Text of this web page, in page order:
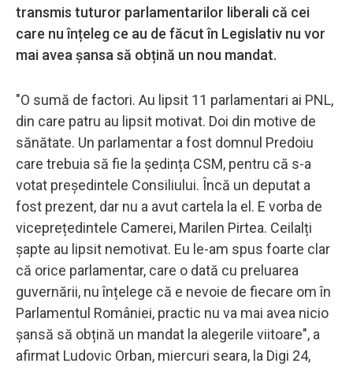
transmis tuturor parlamentarilor liberali că cei
care nu înțeleg ce au de făcut în Legislativ nu vor
mai avea șansa să obțină un nou mandat.
"O sumă de factori. Au lipsit 11 parlamentari ai PNL,
din care patru au lipsit motivat. Doi din motive de
sănătate. Un parlamentar a fost domnul Predoiu
care trebuia să fie la ședința CSM, pentru că s-a
votat președintele Consiliului. Încă un deputat a
fost prezent, dar nu a avut cartela la el. E vorba de
viceprețedintele Camerei, Marilen Pirtea. Ceilalți
șapte au lipsit nemotivat. Eu le-am spus foarte clar
că orice parlamentar, care o dată cu preluarea
guvernării, nu înțelege că e nevoie de fiecare om în
Parlamentul României, practic nu va mai avea nicio
șansă să obțină un mandat la alegerile viitoare", a
afirmat Ludovic Orban, miercuri seara, la Digi 24,